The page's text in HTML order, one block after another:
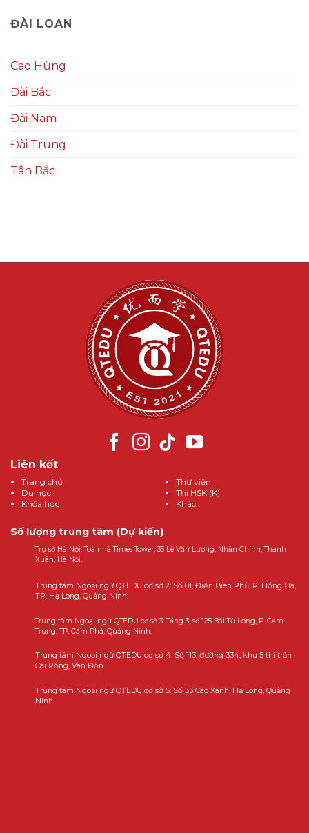
ĐÀI LOAN
Cao Hùng
Đài Bắc
Đài Nam
Đài Trung
Tân Bắc
Liên kết
Trang chủ
Du học
Khóa học
Thư viện
Thi HSK (K)
Khác
Số lượng trung tâm (Dự kiến)
Trụ sở Hà Nội: Toà nhà Times Tower, 35 Lê Văn Lương, Nhân Chính, Thanh
Xuân, Hà Nội.
Trung tâm Ngoại ngữ QTEDU cơ sở 2: Số 01, Điện Biên Phủ, P. Hồng Hà,
TP. Hạ Long, Quảng Ninh.
Trung tâm Ngoại ngữ QTEDU cơ sở 3: Tầng 3, số 125 Bái Tử Long, P. Cẩm
Trung, TP. Cẩm Phả, Quảng Ninh.
Trung tâm Ngoại ngữ QTEDU cơ sở 4: Số 113, đường 334, khu 5 thị trấn
Cái Rồng, Vân Đồn.
Trung tâm Ngoại ngữ QTEDU cơ sở 5: Số 33 Cao Xanh, Hạ Long, Quảng
Ninh.